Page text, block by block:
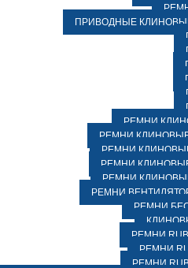
ПРИВОДНЫЕ
РЕМНИ
РЕМНИ КЛИНОВЫЕ
РЕМНИ
РЕМНИ
РЕМНИ
РЕМНИ
РЕМНИ
РЕМНИ
РЕМНИ
РЕМНИ